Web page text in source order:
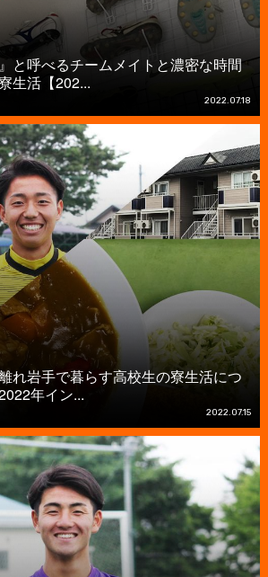
と呼べるチームメイトと濃密な時間
生活【202...
2022.07.18
れ岩手で暮らす高校生の寮生活につ
年イン...
2022.07.15